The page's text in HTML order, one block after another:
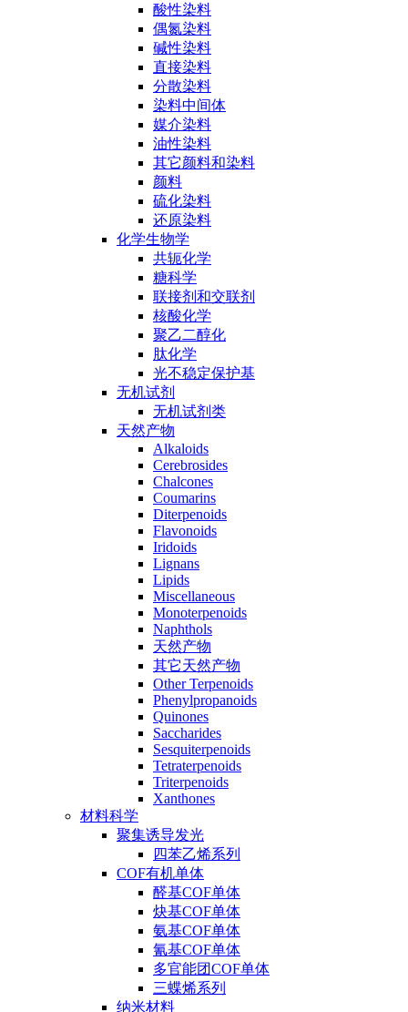
酸性染料
偶氮染料
碱性染料
直接染料
分散染料
染料中间体
媒介染料
油性染料
其它颜料和染料
颜料
硫化染料
还原染料
化学生物学
共轭化学
糖科学
联接剂和交联剂
核酸化学
聚乙二醇化
肽化学
光不稳定保护基
无机试剂
无机试剂类
天然产物
Alkaloids
Cerebrosides
Chalcones
Coumarins
Diterpenoids
Flavonoids
Iridoids
Lignans
Lipids
Miscellaneous
Monoterpenoids
Naphthols
天然产物
其它天然产物
Other Terpenoids
Phenylpropanoids
Quinones
Saccharides
Sesquiterpenoids
Tetraterpenoids
Triterpenoids
Xanthones
材料科学
聚集诱导发光
四苯乙烯系列
COF有机单体
醛基COF单体
炔基COF单体
氨基COF单体
氰基COF单体
多官能团COF单体
三蝶烯系列
纳米材料